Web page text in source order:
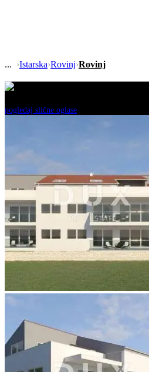
›Istarska›Rovinj›Rovinj
pogledaj slične oglase